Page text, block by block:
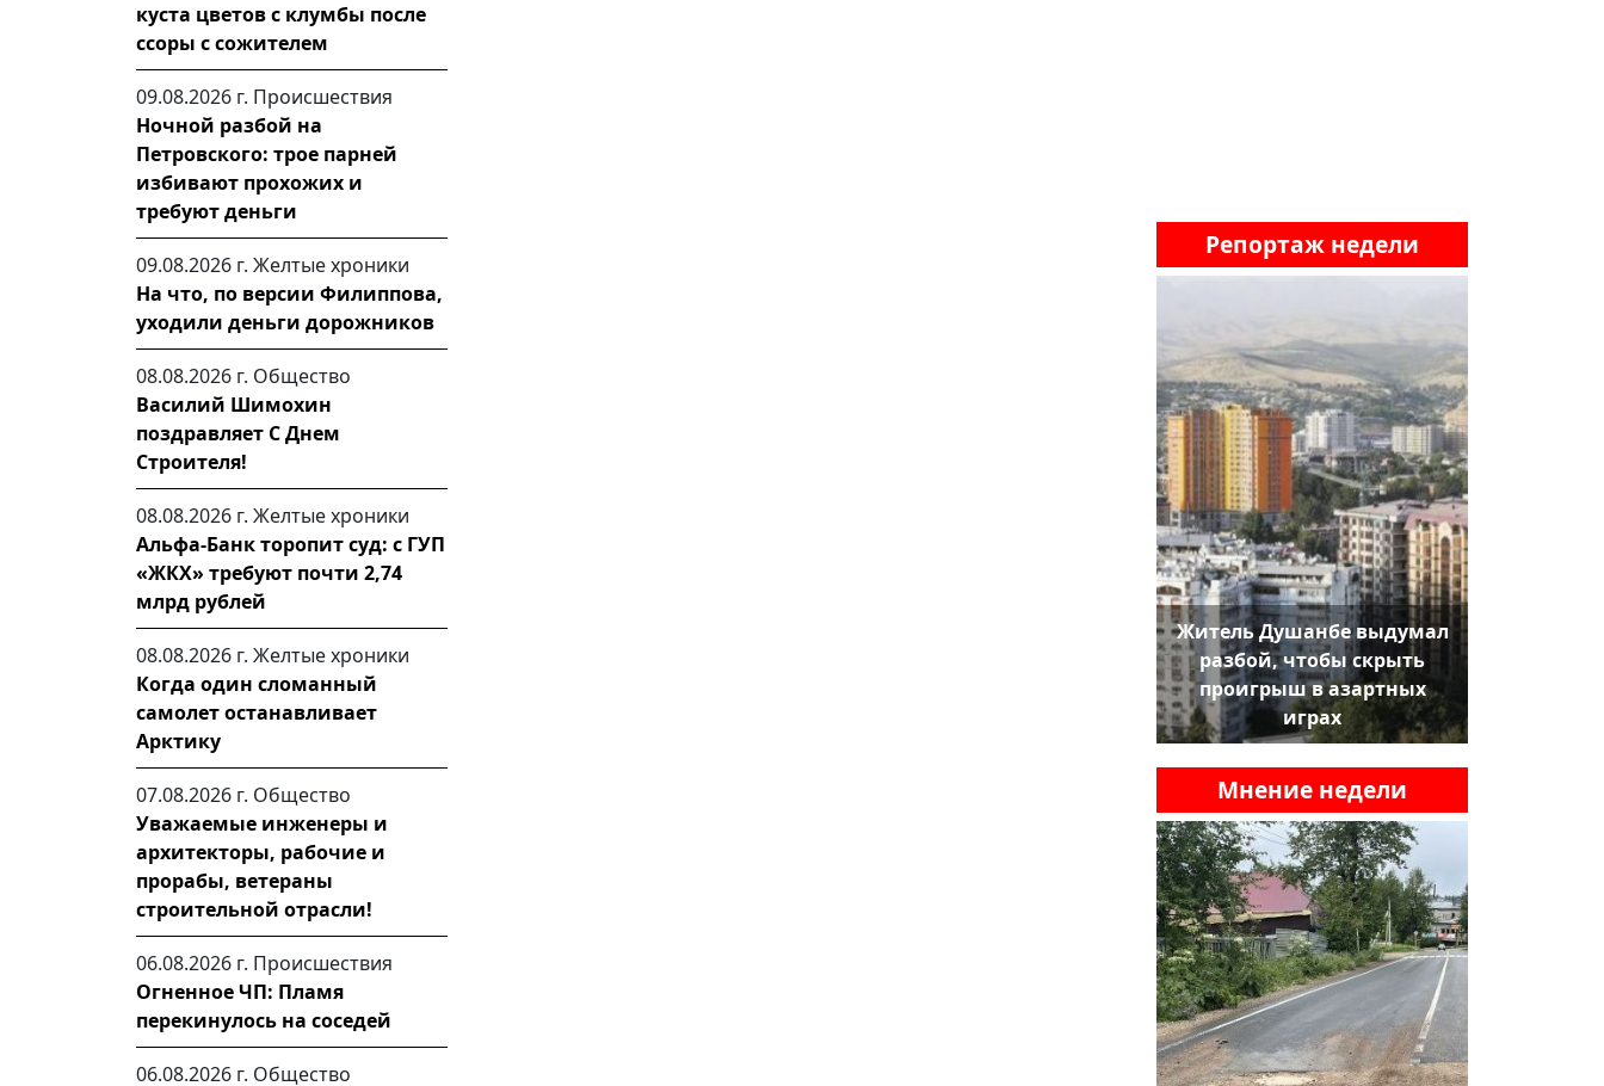
куста цветов с клумбы после
ссоры с сожителем
09.08.2026 г. Происшествия
Ночной разбой на
Петровского: трое парней
избивают прохожих и
требуют деньги
09.08.2026 г. Желтые хроники
На что, по версии Филиппова,
уходили деньги дорожников
08.08.2026 г. Общество
Василий Шимохин
поздравляет С Днем
Строителя!
08.08.2026 г. Желтые хроники
Альфа-Банк торопит суд: с ГУП
«ЖКХ» требуют почти 2,74
млрд рублей
08.08.2026 г. Желтые хроники
Когда один сломанный
самолет останавливает
Арктику
07.08.2026 г. Общество
Уважаемые инженеры и
архитекторы, рабочие и
прорабы, ветераны
строительной отрасли!
06.08.2026 г. Происшествия
Огненное ЧП: Пламя
перекинулось на соседей
06.08.2026 г. Общество
Репортаж недели
Житель Душанбе выдумал
разбой, чтобы скрыть
проигрыш в азартных
играх
Мнение недели